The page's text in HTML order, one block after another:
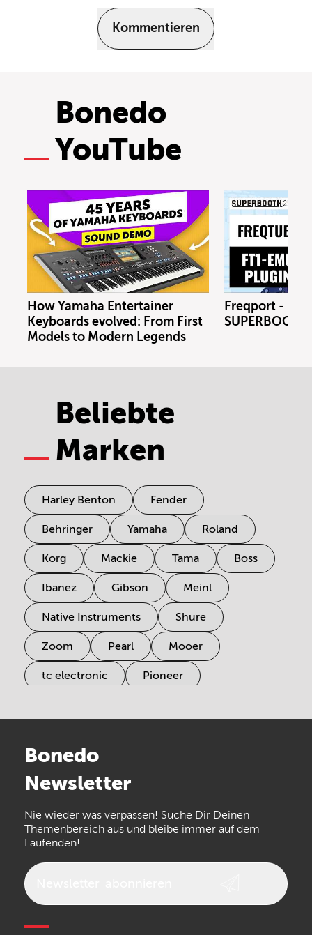
Kommentieren
Bonedo
YouTube
How Yamaha Entertainer
Keyboards evolved: From First
Models to Modern Legends
Freqport -
Beliebte
Marken
Harley Benton Fender
Behringer Yamaha Roland
Korg Mackie Tama Boss
Ibanez Gibson Meinl
Native Instruments Shure
Zoom Pearl Mooer
tc electronic Pioneer
Arturia
the t.bone
Walrus Audio Epiphone
Bonedo
Newsletter
Nie wieder was verpassen! Suche Dir Deinen
Themenbereich aus und bleibe immer auf dem
Laufenden!